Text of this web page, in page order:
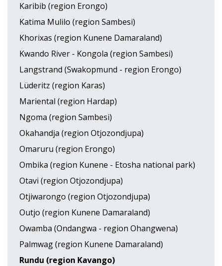
Karibib (region Erongo)
Katima Mulilo (region Sambesi)
Khorixas (region Kunene Damaraland)
Kwando River - Kongola (region Sambesi)
Langstrand (Swakopmund - region Erongo)
Lüderitz (region Karas)
Mariental (region Hardap)
Ngoma (region Sambesi)
Okahandja (region Otjozondjupa)
Omaruru (region Erongo)
Ombika (region Kunene - Etosha national park)
Otavi (region Otjozondjupa)
Otjiwarongo (region Otjozondjupa)
Outjo (region Kunene Damaraland)
Owamba (Ondangwa - region Ohangwena)
Palmwag (region Kunene Damaraland)
Rundu (region Kavango)